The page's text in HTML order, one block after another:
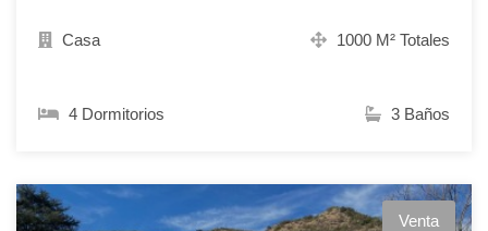
Casa 1000 M² Totales
4 Dormitorios 3 Baños
Venta